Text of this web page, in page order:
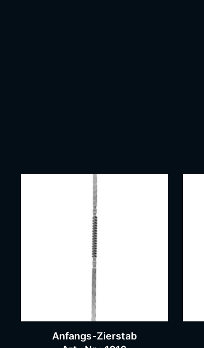
Anfangs-Zierstab